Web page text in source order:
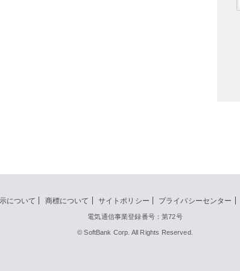
について 商標について サイトポリシー プライバシーセンター
電気通信事業登録番号：第72号
© SoftBank Corp. All Rights Reserved.